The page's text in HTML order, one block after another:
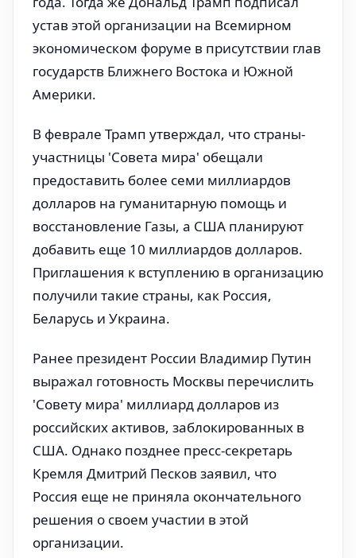
устав этой организации на Всемирном
экономическом форуме в присутствии глав
государств Ближнего Востока и Южной
Америки.
В феврале Трамп утверждал, что страны-
участницы 'Совета мира' обещали
предоставить более семи миллиардов
долларов на гуманитарную помощь и
восстановление Газы, а США планируют
добавить еще 10 миллиардов долларов.
Приглашения к вступлению в организацию
получили такие страны, как Россия,
Беларусь и Украина.
Ранее президент России Владимир Путин
выражал готовность Москвы перечислить
'Совету мира' миллиард долларов из
российских активов, заблокированных в
США. Однако позднее пресс-секретарь
Кремля Дмитрий Песков заявил, что
Россия еще не приняла окончательного
решения о своем участии в этой
организации.